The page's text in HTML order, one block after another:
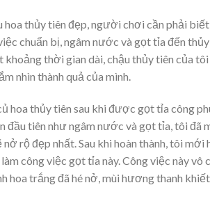
hoa thủy tiên đẹp, người chơi cần phải
chuẩn bị, ngâm nước và gọt tỉa đến
thời gian dài, chậu thủy tiên của
nhìn thành quả của mình.
hoa thủy tiên sau khi được gọt tỉa công
đầu tiên như ngâm nước và gọt tỉa, tôi đã
nở rộ đẹp nhất. Sau khi hoàn thành, tôi
công việc gọt tỉa này. Công việc này vô
hoa trắng đã hé nở, mùi hương thanh